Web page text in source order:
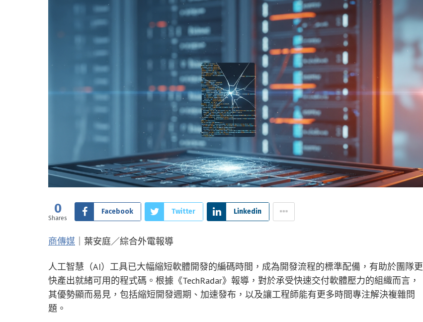
0
Shares
Facebook Twitter Linkedin
商傳媒 ｜葉安庭／綜合外電報導
人工智慧（AI）工具已大幅縮短軟體開發的編碼時間，成為開發流程的標準配備，有助於團隊更
快產出就緒可用的程式碼。根據《TechRadar》報導，對於承受快速交付軟體壓力的組織而言，
其優勢顯而易見，包括縮短開發週期、加速發布，以及讓工程師能有更多時間專注解決複雜問
題。